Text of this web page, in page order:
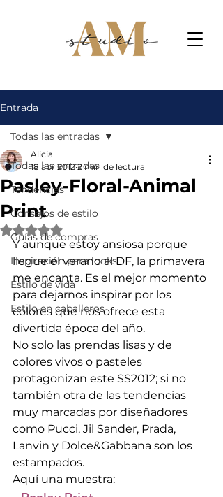
Entrada
Todas las entradas
Tendencias
Consejos de estilo
Guías de compras
Inspiración para looks
Estilo de vida
Estilo en caballeros
Todas las entradas
Pasley-Floral-Animal
Print
Alicia
18 abr 2012 2 min de lectura
Obtuvo NaN de 5 estrellas.
Y aunque estoy ansiosa porque
llegue el verano al DF, la primavera
me encanta. Es el mejor momento
para dejarnos inspirar por los
colores que nos ofrece esta
divertida época del año.
No solo las prendas lisas y de
colores vivos o pasteles
protagonizan este SS2012; si no
también otra de las tendencias
muy marcadas por diseñadores
como Pucci, Jil Sander, Prada,
Lanvin y Dolce&Gabbana son los
estampados.
Aquí una muestra: